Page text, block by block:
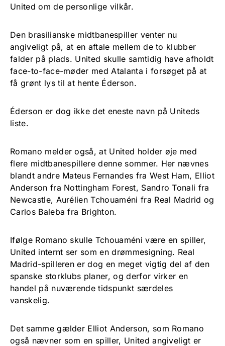
United om de personlige vilkår.
Den brasilianske midtbanespiller venter nu
angiveligt på, at en aftale mellem de to klubber
falder på plads. United skulle samtidig have afholdt
face-to-face-møder med Atalanta i forsøget på at
få grønt lys til at hente Éderson.
Éderson er dog ikke det eneste navn på Uniteds
liste.
Romano melder også, at United holder øje med
flere midtbanespillere denne sommer. Her nævnes
blandt andre Mateus Fernandes fra West Ham, Elliot
Anderson fra Nottingham Forest, Sandro Tonali fra
Newcastle, Aurélien Tchouaméni fra Real Madrid og
Carlos Baleba fra Brighton.
Ifølge Romano skulle Tchouaméni være en spiller,
United internt ser som en drømmesigning. Real
Madrid-spilleren er dog en meget vigtig del af den
spanske storklubs planer, og derfor virker en
handel på nuværende tidspunkt særdeles
vanskelig.
Det samme gælder Elliot Anderson, som Romano
også nævner som en spiller, United angiveligt er